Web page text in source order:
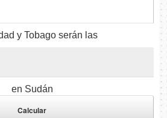
y Tobago serán las
en Sudán